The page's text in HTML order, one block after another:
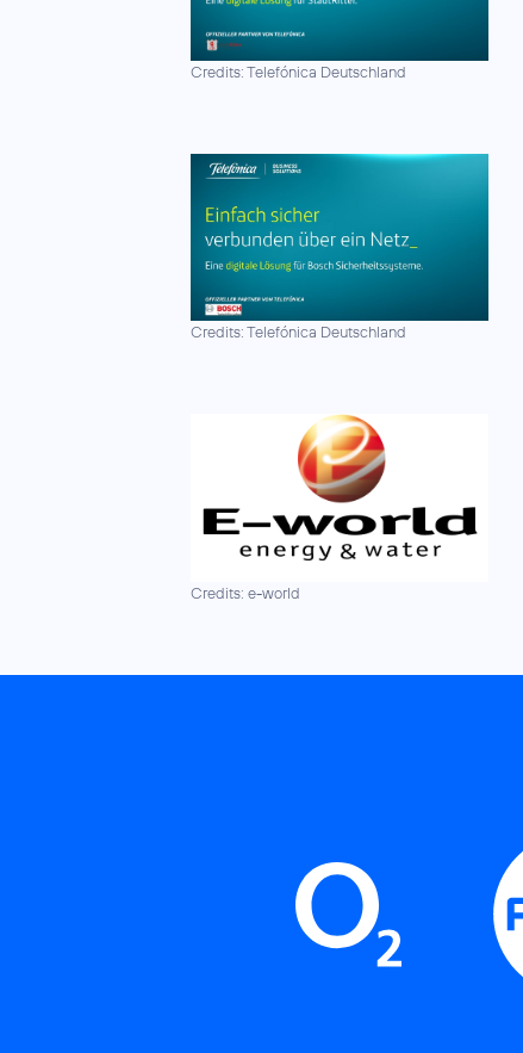
Credits: Telefónica Deutschland
Credits: Telefónica Deutschland
Credits: e-world